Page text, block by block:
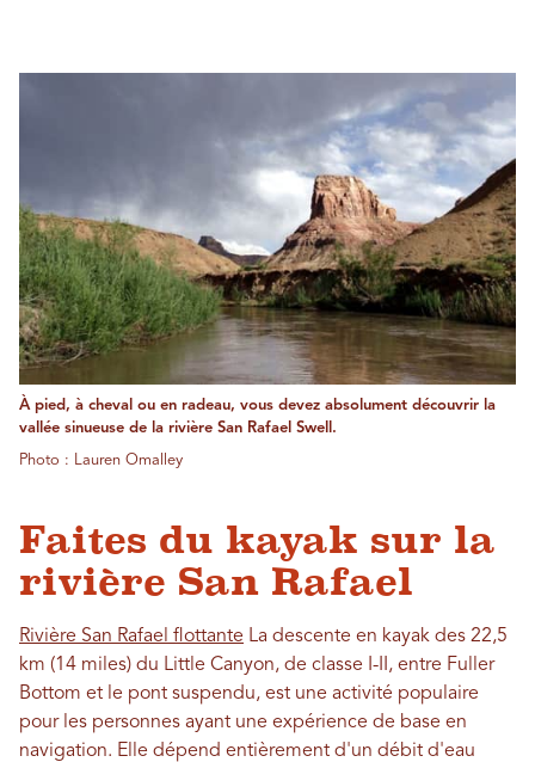
À pied, à cheval ou en radeau, vous devez absolument découvrir la
vallée sinueuse de la rivière San Rafael Swell.
Photo : Lauren Omalley
Faites du kayak sur la
rivière San Rafael
Rivière San Rafael flottante La descente en kayak des 22,5
km (14 miles) du Little Canyon, de classe I-II, entre Fuller
Bottom et le pont suspendu, est une activité populaire
pour les personnes ayant une expérience de base en
navigation. Elle dépend entièrement d'un débit d'eau